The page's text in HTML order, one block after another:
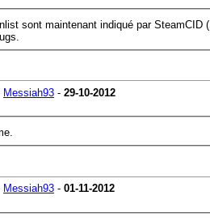
sont maintenant indiqué par SteamCID
Messiah93 - 29-10-2012
Messiah93 - 01-11-2012